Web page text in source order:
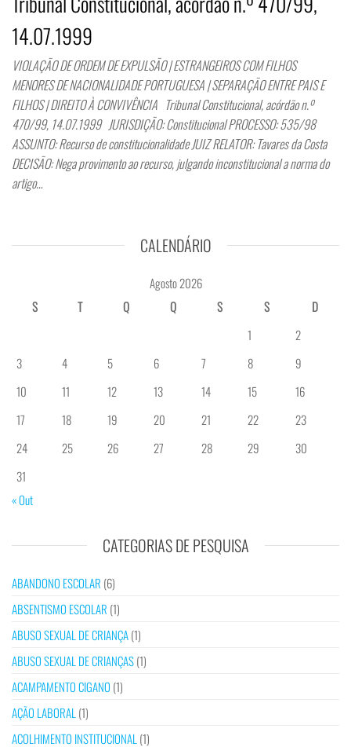
14.07.1999
VIOLAÇÃO DE ORDEM DE EXPULSÃO | ESTRANGEIROS COM FILHOS
MENORES DE NACIONALIDADE PORTUGUESA | SEPARAÇÃO ENTRE PAIS E
FILHOS | DIREITO À CONVIVÊNCIA Tribunal Constitucional, acórdão n.º
470/99, 14.07.1999 JURISDIÇÃO: Constitucional PROCESSO: 535/98
ASSUNTO: Recurso de constitucionalidade JUIZ RELATOR: Tavares da Costa
DECISÃO: Nega provimento ao recurso, julgando inconstitucional a norma do
artigo…
CALENDÁRIO
Agosto 2026
S
T Q Q S S
D
1
2
3
4 5 6 7 8
9
10
11 12 13 14 15
16
17
18 19 20 21 22
23
24
25 26 27 28 29
30
31
« Out
CATEGORIAS DE PESQUISA
ABANDONO ESCOLAR (6)
ABSENTISMO ESCOLAR (1)
ABUSO SEXUAL DE CRIANÇA(1)
ABUSO SEXUAL DE CRIANÇAS(1)
ACAMPAMENTO CIGANO (1)
AÇÃO LABORAL (1)
ACOLHIMENTO INSTITUCIONAL (1)